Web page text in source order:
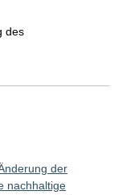
des
der
nachhaltige